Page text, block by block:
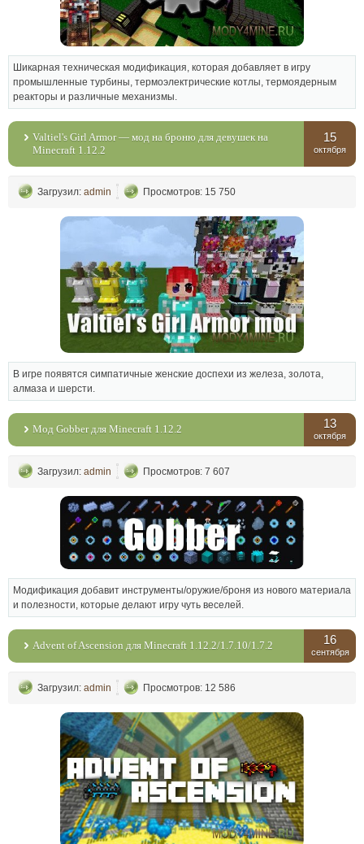
Шикарная техническая модификация, которая добавляет в игру
промышленные турбины, термоэлектрические котлы, термоядерным
реакторы и различные механизмы.
Valtiel's Girl Armor — мод на броню для девушек на
Minecraft 1.12.2
15
октября
Загрузил: admin Просмотров: 15 750
В игре появятся симпатичные женские доспехи из железа, золота,
алмаза и шерсти.
Мод Gobber для Minecraft 1.12.2 13
октября
Загрузил: admin Просмотров: 7 607
Модификация добавит инструменты/оружие/броня из нового материала
и полезности, которые делают игру чуть веселей.
Advent of Ascension для Minecraft 1.12.2/1.7.10/1.7.2 16
сентября
Загрузил: admin Просмотров: 12 586